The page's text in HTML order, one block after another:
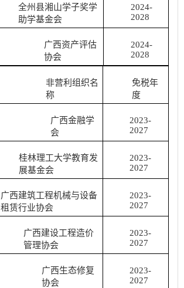
全州县湘山学子奖学
助学基金会
2024-
2028
广西资产评估
协会
2024-
2028
非营利组织名
称
免税年
度
广西金融学
会
2023-
2027
桂林理工大学教育发
展基金会
2023-
2027
广西建筑工程机械与设备
租赁行业协会
2023-
2027
广西建设工程造价
管理协会
2023-
2027
广西生态修复
协会
2023-
2027